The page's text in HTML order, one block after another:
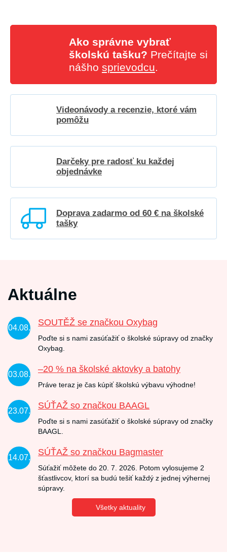
Ako správne vybrať
školskú tašku? Prečítajte si
nášho sprievodcu.
Videonávody a recenzie, ktoré vám
pomôžu
Darčeky pre radosť ku každej
objednávke
Doprava zadarmo od 60 € na školské
tašky
Aktuálne
04.08.
SOUTĚŽ se značkou Oxybag
Poďte si s nami zasúťažiť o školské súpravy od značky
Oxybag.
03.08.
–20 % na školské aktovky a batohy
Práve teraz je čas kúpiť školskú výbavu výhodne!
23.07.
SÚŤAŽ so značkou BAAGL
Poďte si s nami zasúťažiť o školské súpravy od značky
BAAGL.
14.07.
SÚŤAŽ so značkou Bagmaster
Súťažiť môžete do 20. 7. 2026. Potom vylosujeme 2
šťastlivcov, ktorí sa budú tešiť každý z jednej výhernej
súpravy.
Všetky aktuality